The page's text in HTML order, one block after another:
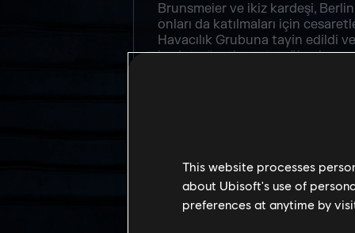
Brunsmeier ve ikiz kardeşi, Berlin
onları da katılmaları için
Havacılık Grubuna tayin edildi
hudut gözetleme tecrübesi onu
PSİKOLOJİ
Yıllarca tehlikeli motosiklet
doğal bir şey olamazdı. Uzman
okuyunca çarpıldım. Hayatta
This website processes
about Ubisoft's use of
preferences at anytime by